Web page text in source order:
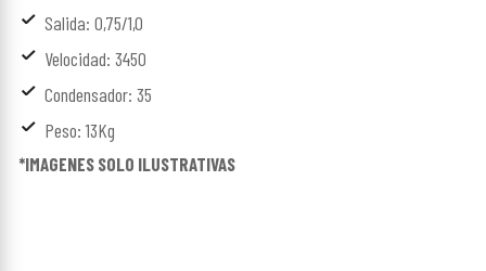
Salida: 0,75/1,0
Velocidad: 3450
Condensador: 35
Peso: 13Kg
*IMAGENES SOLO ILUSTRATIVAS